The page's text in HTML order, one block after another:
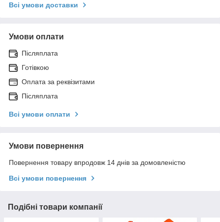
Всі умови доставки
Умови оплати
Післяплата
Готівкою
Оплата за реквізитами
Післяплата
Всі умови оплати
Умови повернення
Повернення товару впродовж 14 днів за домовленістю
Всі умови повернення
Подібні товари компанії